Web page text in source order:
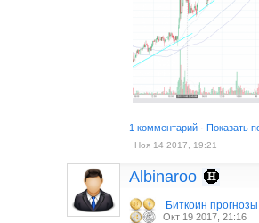
1 комментарий · Показать
Ноя 14 2017, 19:21
Albinaroo
Биткоин
Окт 19 2017, 21:16